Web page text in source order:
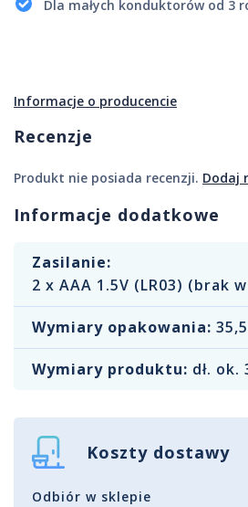
Dla małych konduktorów od 3
Informacje o producencie
Recenzje
Produkt nie posiada recenzji. Dodaj
Informacje dodatkowe
Zasilanie:
2 x AAA 1.5V (LR03) (brak
Wymiary opakowania:
Wymiary produktu: dł. ok.
Koszty dostawy
Odbiór w sklepie